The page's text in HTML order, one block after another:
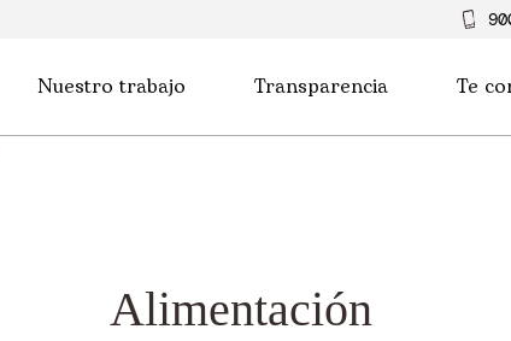
Nuestro trabajo Transparencia Te
Alimentación